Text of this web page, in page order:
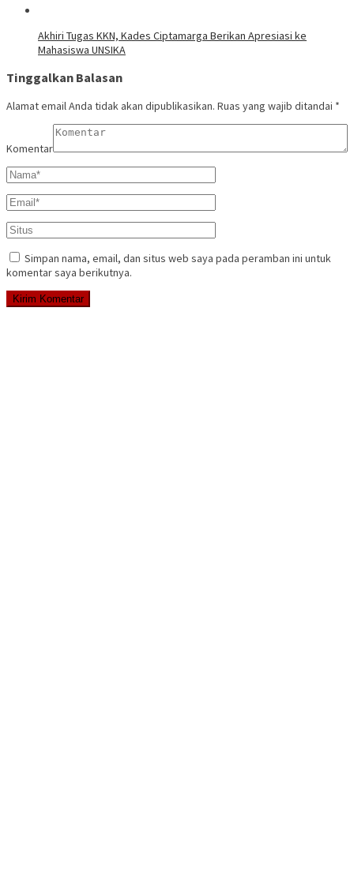
Akhiri Tugas KKN, Kades Ciptamarga Berikan Apresiasi ke
Mahasiswa UNSIKA
Tinggalkan Balasan
Alamat email Anda tidak akan dipublikasikan. Ruas yang wajib ditandai *
Komentar
Simpan nama, email, dan situs web saya pada peramban ini untuk
komentar saya berikutnya.